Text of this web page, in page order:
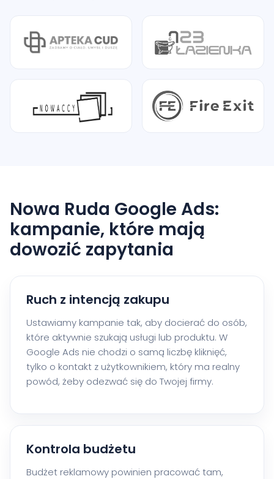
Nowa Ruda Google Ads:
kampanie, które mają
dowozić zapytania
Ruch z intencją zakupu
Ustawiamy kampanie tak, aby docierać do osób,
które aktywnie szukają usługi lub produktu. W
Google Ads nie chodzi o samą liczbę kliknięć,
tylko o kontakt z użytkownikiem, który ma realny
powód, żeby odezwać się do Twojej firmy.
Kontrola budżetu
Budżet reklamowy powinien pracować tam,